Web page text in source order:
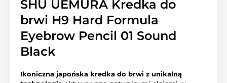
SHU UEMURA Kredka do
brwi H9 Hard Formula
Eyebrow Pencil 01 Sound
Black
Ikoniczna japońska kredka do brwi z unikalną